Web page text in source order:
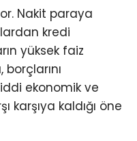
Nakit paraya
kredi
yüksek faiz
borçlarını
ekonomik ve
karşıya kaldığı öne